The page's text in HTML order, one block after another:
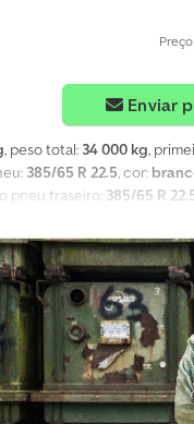
Enviar
, peso total: 34 000 kg,
385/65 R 22.5, cor:
pneu traseiro: 385/65 R
superestrutura Stetter de
disponível como